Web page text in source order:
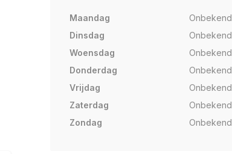
Maandag
Onbekend
Dinsdag
Onbekend
Woensdag
Onbekend
Donderdag
Onbekend
Vrijdag
Onbekend
Zaterdag
Onbekend
Zondag
Onbekend